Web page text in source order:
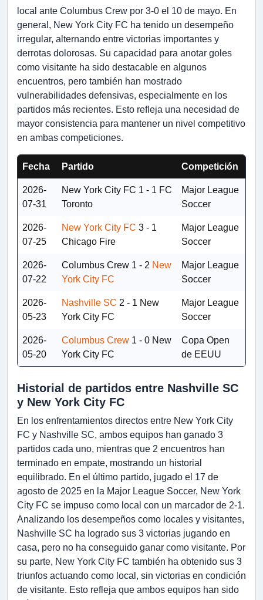
local ante Columbus Crew por 3-0 el 10 de mayo. En
general, New York City FC ha tenido un desempeño
irregular, alternando entre victorias importantes y
derrotas dolorosas. Su capacidad para anotar goles
como visitante ha sido destacable en algunos
encuentros, pero también han mostrado
vulnerabilidades defensivas, especialmente en los
partidos más recientes. Esto refleja una necesidad de
mayor consistencia para mantener un nivel competitivo
en ambas competiciones.
Fecha Partido Competición
2026-
07-31
New York City FC 1 - 1 FC
Toronto
Major League
Soccer
2026-
07-25
New York City FC 3 - 1
Chicago Fire
Major League
Soccer
2026-
07-22
Columbus Crew 1 - 2 New
York City FC
Major League
Soccer
2026-
05-23
Nashville SC 2 - 1 New
York City FC
Major League
Soccer
2026-
05-20
Columbus Crew 1 - 0 New
York City FC
Copa Open
de EEUU
Historial de partidos entre Nashville SC
y New York City FC
En los enfrentamientos directos entre New York City
FC y Nashville SC, ambos equipos han ganado 3
partidos cada uno, mientras que 2 encuentros han
terminado en empate, mostrando un historial
equilibrado. En el último partido, jugado el 17 de
agosto de 2025 en la Major League Soccer, New York
City FC se impuso como local con un marcador de 2-1.
Analizando los desempeños como locales y visitantes,
Nashville SC ha logrado sus 3 victorias jugando en
casa, pero no ha conseguido ganar como visitante. Por
su parte, New York City FC también ha obtenido sus 3
triunfos actuando como local, sin victorias en condición
de visitante. Esto refleja que ambos equipos han sido